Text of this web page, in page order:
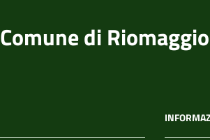
Comune di